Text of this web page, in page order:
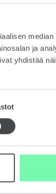
ja
yhdistää
tiedot